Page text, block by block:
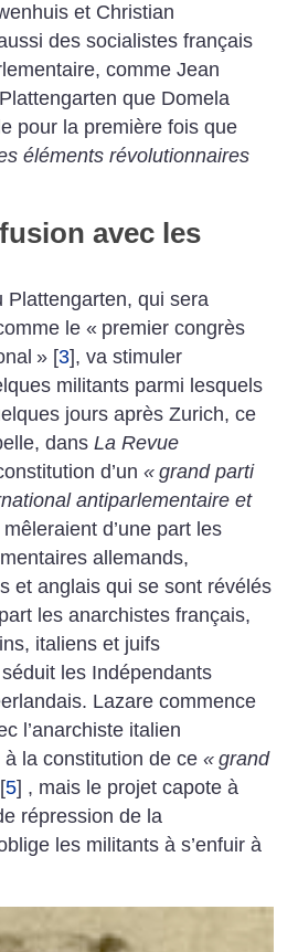
et Christian
des socialistes français
comme Jean
que Domela
pour la première fois que
éléments révolutionnaires
fusion avec les
Plattengarten, qui sera
le « premier congrès
» [3], va stimuler
militants parmi lesquels
jours après Zurich, ce
dansLa Revue
d’un« grand parti
antiparlementaire et
d’une part les
allemands,
et anglais qui se sont révélés
les anarchistes français,
italiens et juifs
séduit les Indépendants
Lazare commence
l’anarchiste italien
à la constitution de ce« grand
[5] , mais le projet capote à
répression de la
les militants à s’enfuir à